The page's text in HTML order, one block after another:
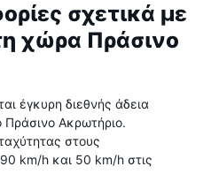
σχετικά με
χώρα Πράσινο
έγκυρη διεθνής άδεια
Πράσινο Ακρωτήριο.
στους
km/h και 50 km/h στις